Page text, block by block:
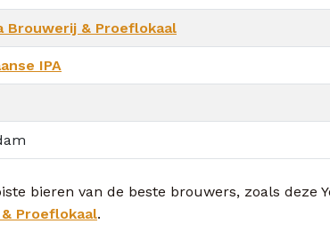
Brouwerij & Proeflokaal
IPA
bieren van de beste brouwers, zoals deze
Proeflokaal.